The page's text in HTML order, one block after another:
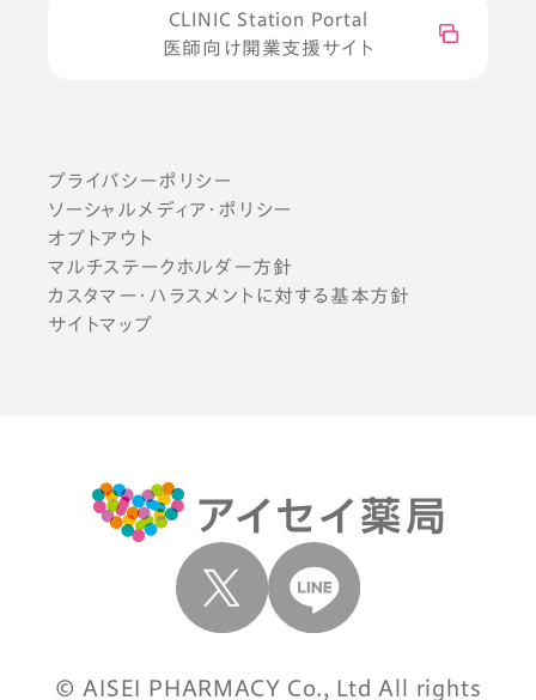
CLINIC Station Portal
医師向け開業支援サイト
プライバシーポリシー
ソーシャルメディア・ポリシー
オプトアウト
マルチステークホルダー方針
カスタマー・ハラスメントに対する基本方針
サイトマップ
© AISEI PHARMACY Co., Ltd All rights